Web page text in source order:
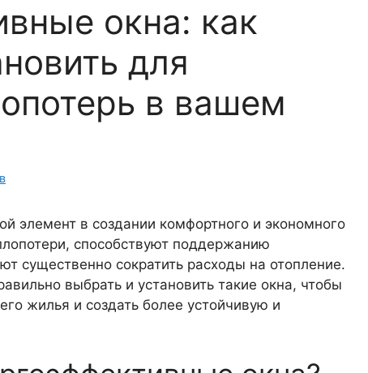
окна: как
для
в вашем
элемент в создании комфортного и экономного
способствуют поддержанию
существенно сократить расходы на отопление.
выбрать и установить такие окна, чтобы
жилья и создать более устойчивую и